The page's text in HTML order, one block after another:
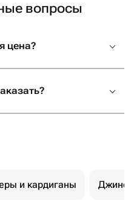
вопросы
цена?
и кардиганы